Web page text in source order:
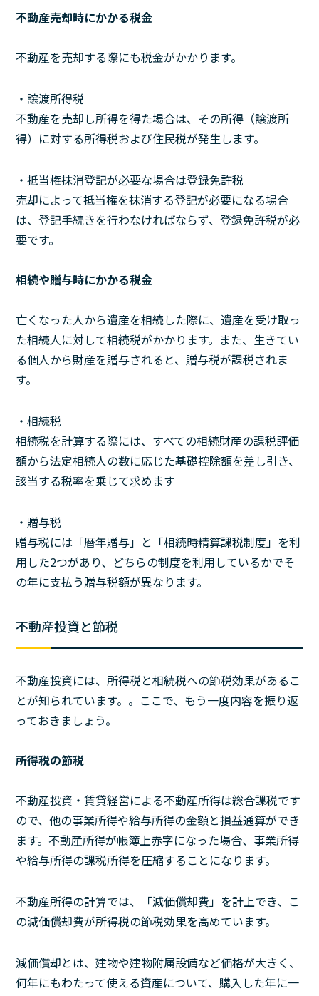
不動産売却時にかかる税金
不動産を売却する際にも税金がかかります。
・譲渡所得税
不動産を売却し所得を得た場合は、その所得（譲渡所
得）に対する所得税および住民税が発生します。
・抵当権抹消登記が必要な場合は登録免許税
売却によって抵当権を抹消する登記が必要になる場合
は、登記手続きを行わなければならず、登録免許税が必
要です。
相続や贈与時にかかる税金
亡くなった人から遺産を相続した際に、遺産を受け取っ
た相続人に対して相続税がかかります。また、生きてい
る個人から財産を贈与されると、贈与税が課税されま
す。
・相続税
相続税を計算する際には、すべての相続財産の課税評価
額から法定相続人の数に応じた基礎控除額を差し引き、
該当する税率を乗じて求めます
・贈与税
贈与税には「暦年贈与」と「相続時精算課税制度」を利
用した2つがあり、どちらの制度を利用しているかでそ
の年に支払う贈与税額が異なります。
不動産投資と節税
不動産投資には、所得税と相続税への節税効果があるこ
とが知られています。。ここで、もう一度内容を振り返
っておきましょう。
所得税の節税
不動産投資・賃貸経営による不動産所得は総合課税です
ので、他の事業所得や給与所得の金額と損益通算ができ
ます。不動産所得が帳簿上赤字になった場合、事業所得
や給与所得の課税所得を圧縮することになります。
不動産所得の計算では、「減価償却費」を計上でき、こ
の減価償却費が所得税の節税効果を高めています。
減価償却とは、建物や建物附属設備など価格が大きく、
何年にもわたって使える資産について、購入した年に一